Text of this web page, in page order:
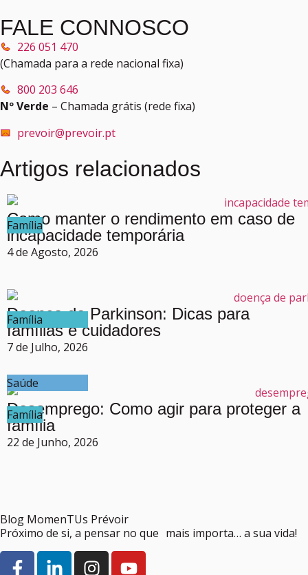
FALE CONNOSCO
226 051 470
(Chamada para a rede nacional fixa)
800 203 646
Nº Verde – Chamada grátis (rede fixa)
prevoir@prevoir.pt
Artigos relacionados
Família
Como manter o rendimento em caso de
incapacidade temporária
4 de Agosto, 2026
Família
Saúde
Doença de Parkinson: Dicas para
famílias e cuidadores
7 de Julho, 2026
Família
Desemprego: Como agir para proteger a
família
22 de Junho, 2026
Blog MomenTUs Prévoir
Próximo de si, a pensar no que mais importa… a sua vida!